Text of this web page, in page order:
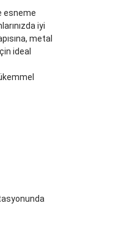
esneme
iyi
metal
ideal